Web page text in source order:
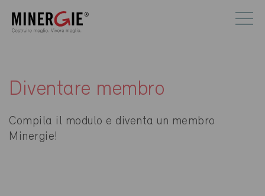
Diventare membro
Compila il modulo e diventa un membro
Minergie!